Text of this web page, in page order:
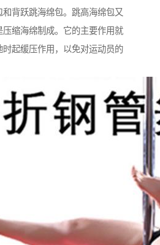
背跃跳海绵包。跳高海绵包又
缩海绵制成。它的主要作用就
起缓压作用，以免对运动员的